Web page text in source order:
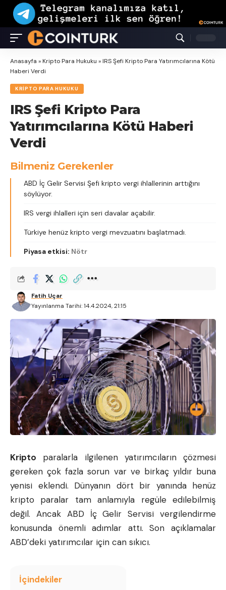
Anasayfa »Kripto Para Hukuku »IRS Şefi Kripto Para Yatırımcılarına Kötü
Haberi Verdi
KRIPTO PARA HUKUKU
IRS Şefi Kripto Para
Yatırımcılarına Kötü Haberi
Verdi
Bilmeniz Gerekenler
ABD İç Gelir Servisi Şefi kripto vergi ihlallerinin arttığını
söylüyor.
IRS vergi ihlalleri için seri davalar açabilir.
Türkiye henüz kripto vergi mevzuatını başlatmadı.
Piyasa etkisi: Nötr
Yayınlanma Tarihi: 14.4.2024, 21:15
Fatih Uçar
Kripto paralarla ilgilenen yatırımcıların çözmesi
gereken çok fazla sorun var ve birkaç yıldır buna
yenisi eklendi. Dünyanın dört bir yanında henüz
kripto paralar tam anlamıyla regüle edilebilmiş
değil. Ancak ABD İç Gelir Servisi vergilendirme
konusunda önemli adımlar attı. Son açıklamalar
ABD’deki yatırımcılar için can sıkıcı.
İçindekiler